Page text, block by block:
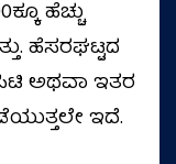
ಹೆಚ್ಚು
ಹೆಸರಘಟ್ಟದ
ಸಿಟಿ ಅಥವಾ ಇತರ
ಇದೆ.